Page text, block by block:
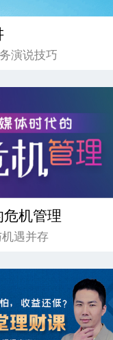
演说技巧
机管理
遇并存